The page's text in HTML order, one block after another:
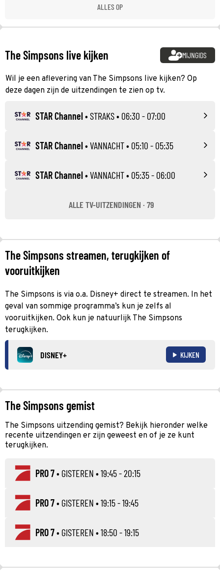
ALLES OP
The Simpsons live kijken MIJNGIDS
Wil je een aflevering van The Simpsons live kijken? Op
deze dagen zijn de uitzendingen te zien op tv.
STAR Channel•STRAKS• 06:30 - 07:00
STAR Channel•VANNACHT• 05:10 - 05:35
STAR Channel•VANNACHT• 05:35 - 06:00
ALLE TV-UITZENDINGEN · 79
The Simpsons streamen, terugkijken of
vooruitkijken
The Simpsons is via o.a. Disney+ direct te streamen. In het
geval van sommige programma’s kun je zelfs al
vooruitkijken. Ook kun je natuurlijk The Simpsons
terugkijken.
DISNEY+ KIJKEN
The Simpsons gemist
The Simpsons uitzending gemist? Bekijk hieronder welke
recente uitzendingen er zijn geweest en of je ze kunt
terugkijken.
PRO 7• GISTEREN • 19:45 - 20:15
PRO 7• GISTEREN • 19:15 - 19:45
PRO 7• GISTEREN • 18:50 - 19:15